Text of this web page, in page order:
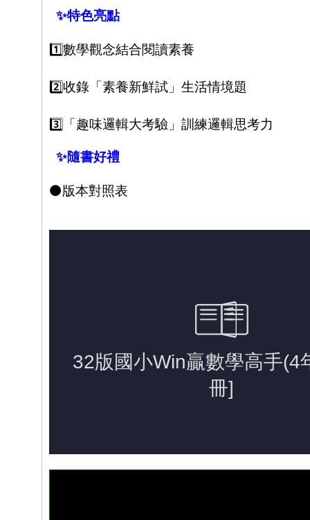
✨特色亮點
1️⃣數學觀念結合閱讀素養
2️⃣收錄「素養新鮮試」生活情境題
3️⃣ 「趣味邏輯大考驗」訓練邏輯思考力
✨隨書好禮
⚫版本對照表